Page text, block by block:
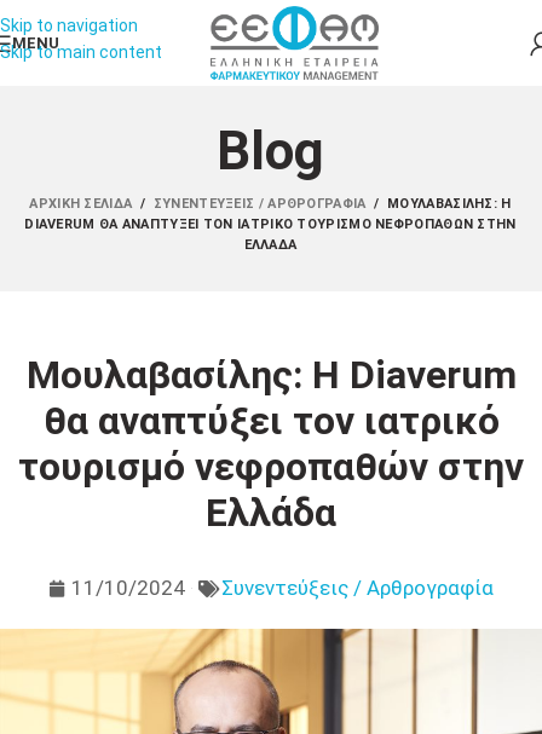
Skip to navigation
Skip to main content
MENU
Blog
ΑΡΧΙΚΉ ΣΕΛΊΔΑ / ΣΥΝΕΝΤΕΎΞΕΙΣ / ΑΡΘΡΟΓΡΑΦΊΑ /
ΜΟΥΛΑΒΑΣΊΛΗΣ: Η
DIAVERUM ΘΑ ΑΝΑΠΤΎΞΕΙ ΤΟΝ ΙΑΤΡΙΚΌ ΤΟΥΡΙΣΜΌ ΝΕΦΡΟΠΑΘΏΝ ΣΤΗΝ
ΕΛΛΆΔΑ
Μουλαβασίλης: Η Diaverum
θα αναπτύξει τον ιατρικό
τουρισμό νεφροπαθών στην
Ελλάδα
11/10/2024 Συνεντεύξεις / Αρθρογραφία